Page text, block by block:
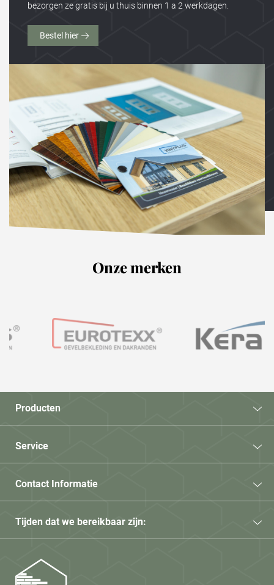
bezorgen ze gratis bij u thuis binnen 1 a 2 werkdagen.
Bestel hier
Onze merken
Producten
Service
Contact Informatie
Tijden dat we bereikbaar zijn: